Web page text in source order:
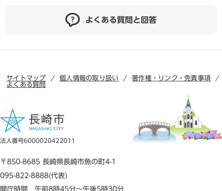
よくある質問と回答
サイトマップ 個人情報の取り扱い
著作権・リンク・免責事項
よくある質問
法人番号6000020422011
〒850-8685 長崎県長崎市魚の町4-1
095-822-8888(代表)
開庁時間 午前8時45分～午後5時30分